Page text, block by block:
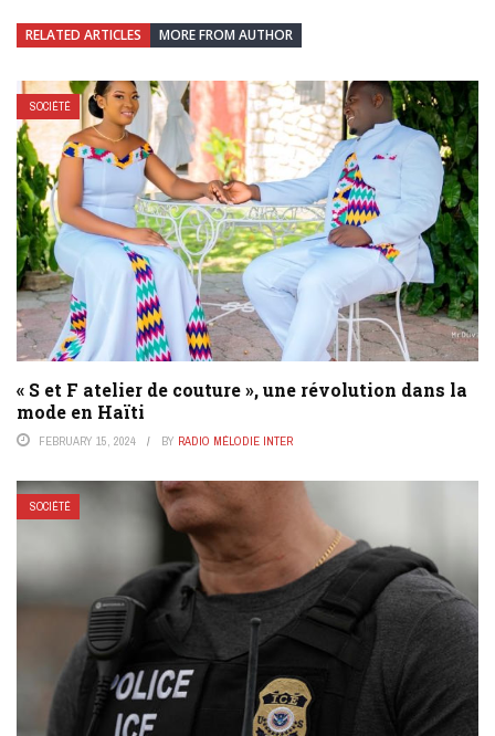
RELATED ARTICLES MORE FROM AUTHOR
SOCIÉTÉ
« S et F atelier de couture », une révolution dans la
mode en Haïti
FEBRUARY 15, 2024 BY RADIO MÉLODIE INTER
SOCIÉTÉ